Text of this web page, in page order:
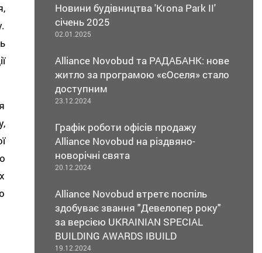
Новини будівництва 'Krona Park II'
січень 2025
02.01.2025
Alliance Novobud та РАДАБАНК: нове
житло за програмою «єОселя» стало
доступним
23.12.2024
Графік роботи офісів продажу
Alliance Novobud на різдвяно-
новорічні свята
20.12.2024
Alliance Novobud втретє поспіль
здобуває звання "Девелопер року"
за версією UKRAINIAN SPECIAL
BUILDING AWARDS IBUILD
19.12.2024